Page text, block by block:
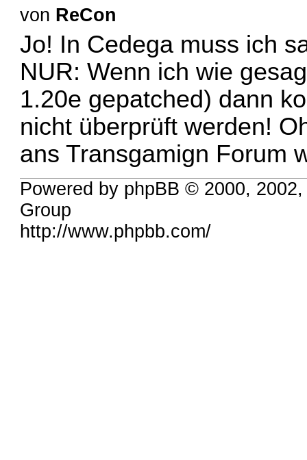
von ReCon
Jo! In Cedega muss ich
NUR: Wenn ich wie
1.20e gepatched) dann
nicht überprüft werden!
ans Transgamign Forum
Powered by phpBB © 2000,
Group
http://www.phpbb.com/